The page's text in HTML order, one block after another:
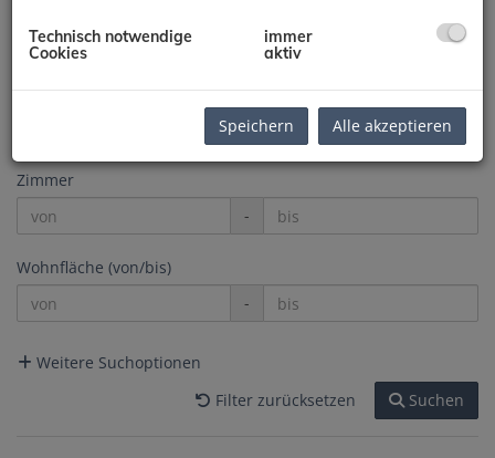
Preis
-
Zimmer
-
Wohnfläche (von/bis)
-
Weitere Suchoptionen
Filter zurücksetzen
Suchen
Technisch notwendige
Cookies
immer
aktiv
Speichern Alle akzeptieren